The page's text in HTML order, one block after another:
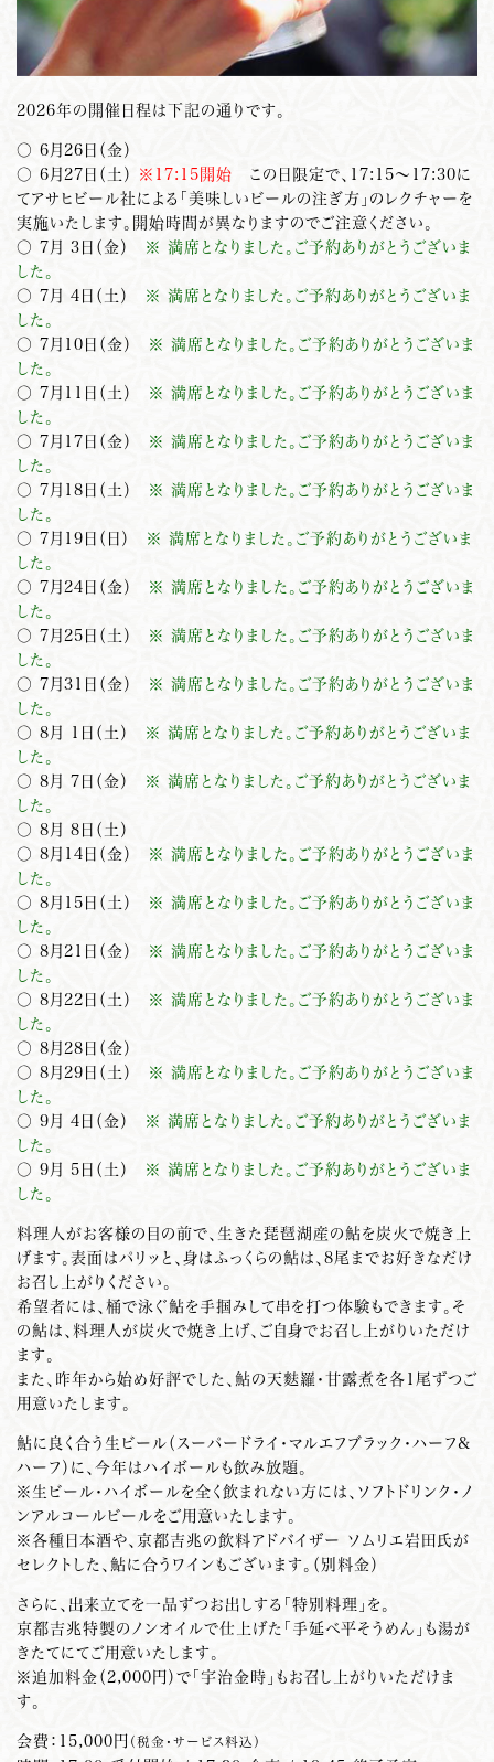
2026年の開催日程は下記の通りです。
○ 6月26日（金）
○ 6月27日（土） ※17:15開始 この日限定で、17:15～17:30に
てアサヒビール社による「美味しいビールの注ぎ方」のレクチャーを
実施いたします。開始時間が異なりますのでご注意ください。
○ 7月 3日（金） ※ 満席となりました。ご予約ありがとうございま
した。
○ 7月 4日（土） ※ 満席となりました。ご予約ありがとうございま
した。
○ 7月10日（金） ※ 満席となりました。ご予約ありがとうございま
した。
○ 7月11日（土） ※ 満席となりました。ご予約ありがとうございま
した。
○ 7月17日（金） ※ 満席となりました。ご予約ありがとうございま
した。
○ 7月18日（土） ※ 満席となりました。ご予約ありがとうございま
した。
○ 7月19日（日） ※ 満席となりました。ご予約ありがとうございま
した。
○ 7月24日（金） ※ 満席となりました。ご予約ありがとうございま
した。
○ 7月25日（土） ※ 満席となりました。ご予約ありがとうございま
した。
○ 7月31日（金） ※ 満席となりました。ご予約ありがとうございま
した。
○ 8月 1日（土） ※ 満席となりました。ご予約ありがとうございま
した。
○ 8月 7日（金） ※ 満席となりました。ご予約ありがとうございま
した。
○ 8月 8日（土）
○ 8月14日（金） ※ 満席となりました。ご予約ありがとうございま
した。
○ 8月15日（土） ※ 満席となりました。ご予約ありがとうございま
した。
○ 8月21日（金） ※ 満席となりました。ご予約ありがとうございま
した。
○ 8月22日（土） ※ 満席となりました。ご予約ありがとうございま
した。
○ 8月28日（金）
○ 8月29日（土） ※ 満席となりました。ご予約ありがとうございま
した。
○ 9月 4日（金） ※ 満席となりました。ご予約ありがとうございま
した。
○ 9月 5日（土） ※ 満席となりました。ご予約ありがとうございま
した。
料理人がお客様の目の前で、生きた琵琶湖産の鮎を炭火で焼き上
げます。表面はパリッと、身はふっくらの鮎は、8尾までお好きなだけ
お召し上がりください。
希望者には、桶で泳ぐ鮎を手掴みして串を打つ体験もできます。そ
の鮎は、料理人が炭火で焼き上げ、ご自身でお召し上がりいただけ
ます。
また、昨年から始め好評でした、鮎の天麩羅・甘露煮を各1尾ずつご
用意いたします。
鮎に良く合う生ビール（スーパードライ・マルエフブラック・ハーフ&
ハーフ）に、今年はハイボールも飲み放題。
※生ビール・ハイボールを全く飲まれない方には、ソフトドリンク・ノ
ンアルコールビールをご用意いたします。
※各種日本酒や、京都吉兆の飲料アドバイザー ソムリエ岩田氏が
セレクトした、鮎に合うワインもございます。（別料金）
さらに、出来立てを一品ずつお出しする「特別料理」を。
京都吉兆特製のノンオイルで仕上げた「手延べ平そうめん」も湯が
きたてにてご用意いたします。
※追加料金（2,000円）で「宇治金時」もお召し上がりいただけま
す。
会費：15,000円 （税金・サービス料込）